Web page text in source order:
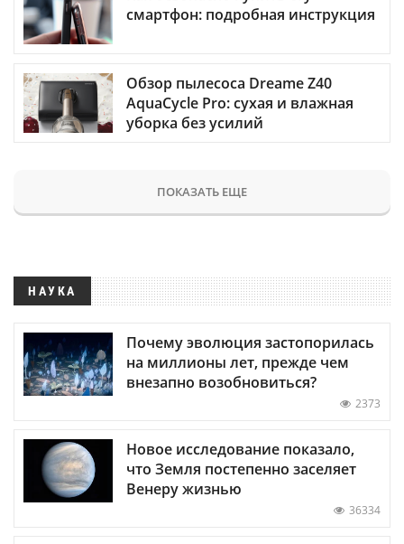
смартфон: подробная инструкция
Обзор пылесоса Dreame Z40
AquaCycle Pro: сухая и влажная
уборка без усилий
ПОКАЗАТЬ ЕЩЕ
НАУКА
Почему эволюция застопорилась
на миллионы лет, прежде чем
внезапно возобновиться?
2373
Новое исследование показало,
что Земля постепенно заселяет
Венеру жизнью
36334